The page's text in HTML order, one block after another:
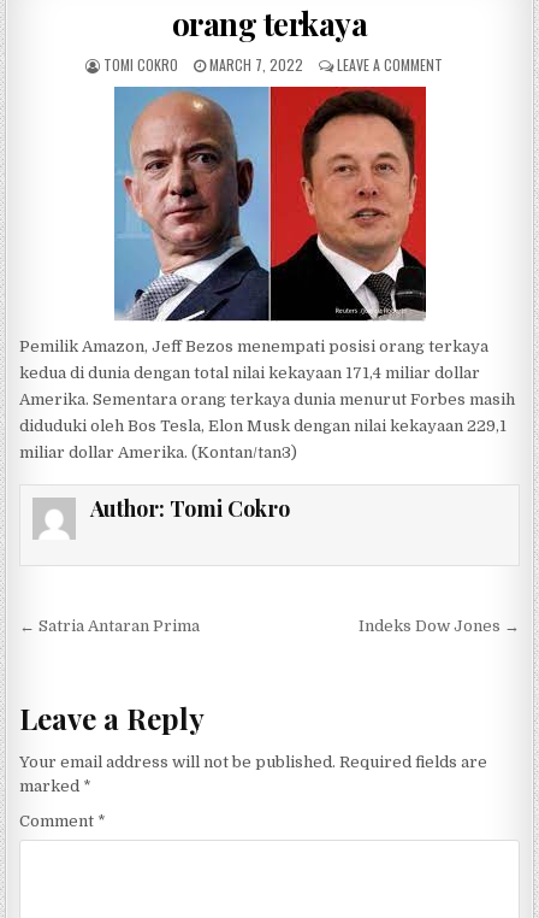
orang terkaya
AUTHOR:
TOMI COKRO PUBLISHED DATE:
MARCH 7, 2022 LEAVE A COMMENTON ORANG
Pemilik Amazon, Jeff Bezos menempati posisi orang terkaya
kedua di dunia dengan total nilai kekayaan 171,4 miliar dollar
Amerika. Sementara orang terkaya dunia menurut Forbes masih
diduduki oleh Bos Tesla, Elon Musk dengan nilai kekayaan 229,1
miliar dollar Amerika. (Kontan/tan3)
Author: Tomi Cokro
Post navigation
← Satria Antaran Prima Indeks Dow Jones →
Leave a Reply
Your email address will not be published. Required fields are
marked *
Comment *